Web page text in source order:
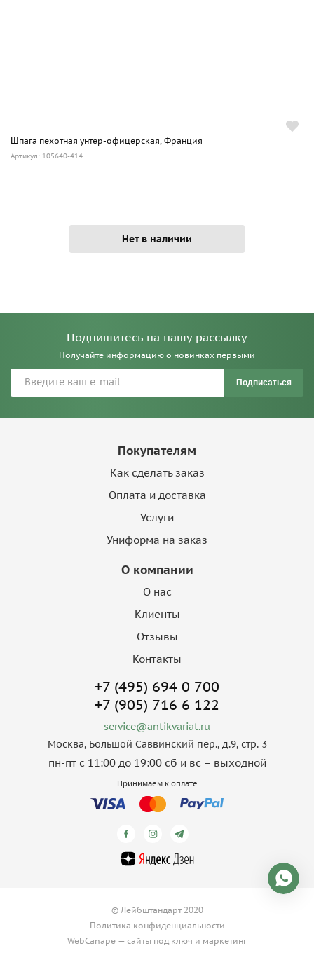
Шпага пехотная унтер-офицерская, Франция
Артикул: 105640-414
Нет в наличии
Подпишитесь на нашу рассылку
Получайте информацию о новинках первыми
Подписаться
Покупателям
Как сделать заказ
Оплата и доставка
Услуги
Униформа на заказ
О компании
О нас
Клиенты
Отзывы
Контакты
+7 (495) 694 0 700
+7 (905) 716 6 122
service@antikvariat.ru
Москва, Большой Саввинский пер., д.9, стр. 3
пн-пт с 11:00 до 19:00 сб и вс – выходной
Принимаем к оплате
© Лейбштандарт 2020
Политика конфиденциальности
WebCanape — сайты под ключ и маркетинг